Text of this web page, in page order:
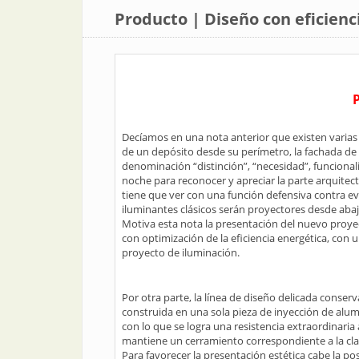
Producto | Diseño con
Decíamos en una nota anterior que existen
de un depósito desde su perímetro, la fachada
denominación “distinción”, “necesidad”,
noche para reconocer y apreciar la parte
tiene que ver con una función defensiva contra
iluminantes clásicos serán proyectores desde
Motiva esta nota la presentación del nuevo
con optimización de la eficiencia energética, con
proyecto de iluminación.
Por otra parte, la línea de diseño delicada
construida en una sola pieza de inyección de
con lo que se logra una resistencia
mantiene un cerramiento correspondiente a la
Para favorecer la presentación estética cabe la